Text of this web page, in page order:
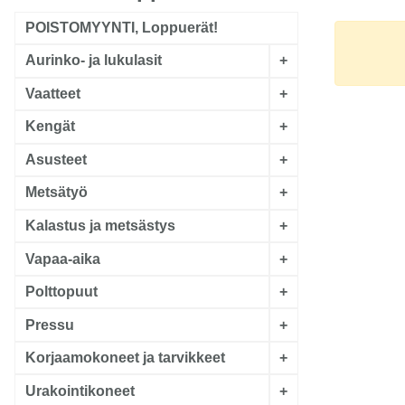
POISTOMYYNTI, Loppuerät!
Aurinko- ja lukulasit +
Vaatteet +
Kengät +
Asusteet +
Metsätyö +
Kalastus ja metsästys +
Vapaa-aika +
Polttopuut +
Pressu +
Korjaamokoneet ja tarvikkeet +
Urakointikoneet +